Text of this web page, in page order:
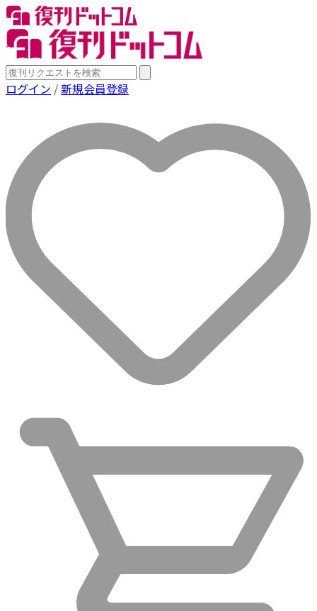
ログイン /新規会員登録